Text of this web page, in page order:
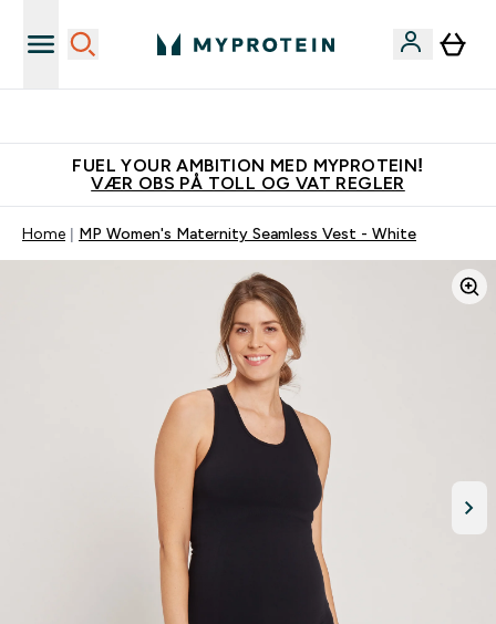
FUEL YOUR AMBITION MED MYPROTEIN!
VÆR OBS PÅ TOLL OG VAT REGLER
Home MP Women's Maternity Seamless Vest - White